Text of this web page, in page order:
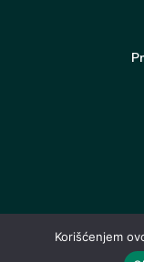
Korišćenjem